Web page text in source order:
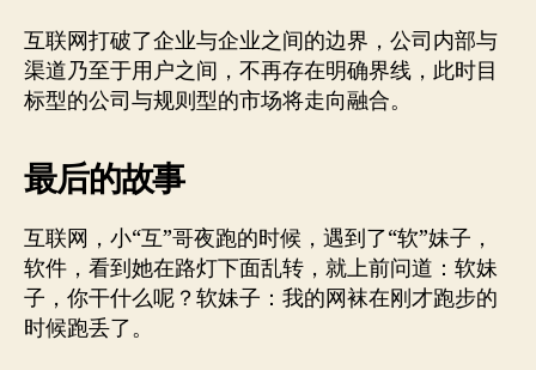
互联网打破了企业与企业之间的边界，公司内部与
渠道乃至于用户之间，不再存在明确界线，此时目
标型的公司与规则型的市场将走向融合。
最后的故事
互联网，小“互”哥夜跑的时候，遇到了“软”妹子，
软件，看到她在路灯下面乱转，就上前问道：软妹
子，你干什么呢？软妹子：我的网袜在刚才跑步的
时候跑丢了。